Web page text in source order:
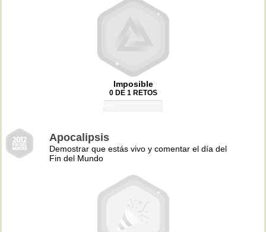
Imposible
0 DE 1 RETOS
Apocalipsis
Demostrar que estás vivo y comentar el día del
Fin del Mundo